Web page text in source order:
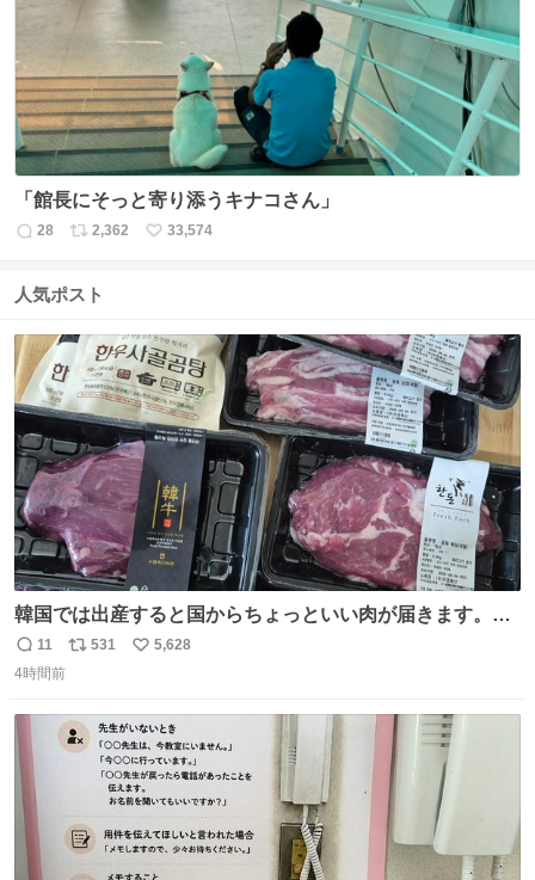
「館長にそっと寄り添うキナコさん」
返
数
28
リ
ス
数
2,362
い
33,574
人気ポスト
韓国では出産すると国からちょっといい肉が届きます。産
褥期に栄養を取れ！！！というメッセージをビシバシ感じ
る
返
信
11
リ
ト
数
531
い
数
5,628
4時間前